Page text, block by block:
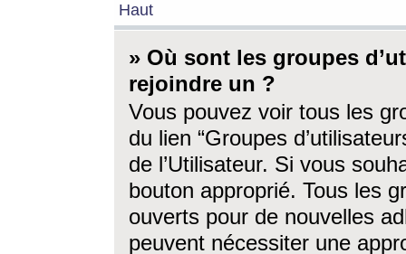
Haut
» Où sont les groupes
rejoindre un ?
Vous pouvez voir tous les
du lien “Groupes
de l’Utilisateur. Si vous
bouton approprié. Tous les
ouverts pour de nouvelles
peuvent nécessiter une